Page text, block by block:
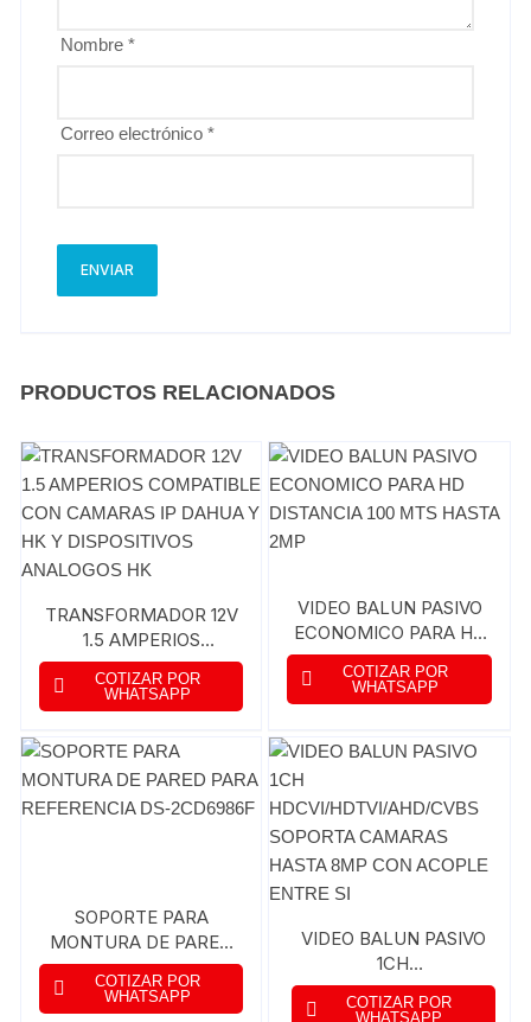
Nombre*
Correo electrónico*
PRODUCTOS RELACIONADOS
TRANSFORMADOR 12V
1.5 AMPERIOS
COMPATIBLE CON
CAMARAS IP DAHUA Y
HK Y DISPOSITIVOS
ANALOGOS HK
COTIZAR POR
WHATSAPP
VIDEO BALUN PASIVO
ECONOMICO PARA HD
DISTANCIA 100 MTS
HASTA 2MP
COTIZAR POR
WHATSAPP
SOPORTE PARA
MONTURA DE PARED
PARA REFERENCIA DS-
2CD6986F
COTIZAR POR
WHATSAPP
VIDEO BALUN PASIVO
1CH
HDCVI/HDTVI/AHD/CVBS
SOPORTA CAMARAS
COTIZAR POR
WHATSAPP